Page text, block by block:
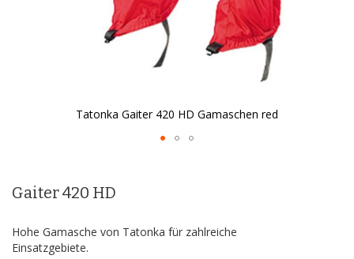
Tatonka Gaiter 420 HD Gamaschen red
der
Gaiter 420 HD
Hohe Gamasche von Tatonka für zahlreiche
Einsatzgebiete.